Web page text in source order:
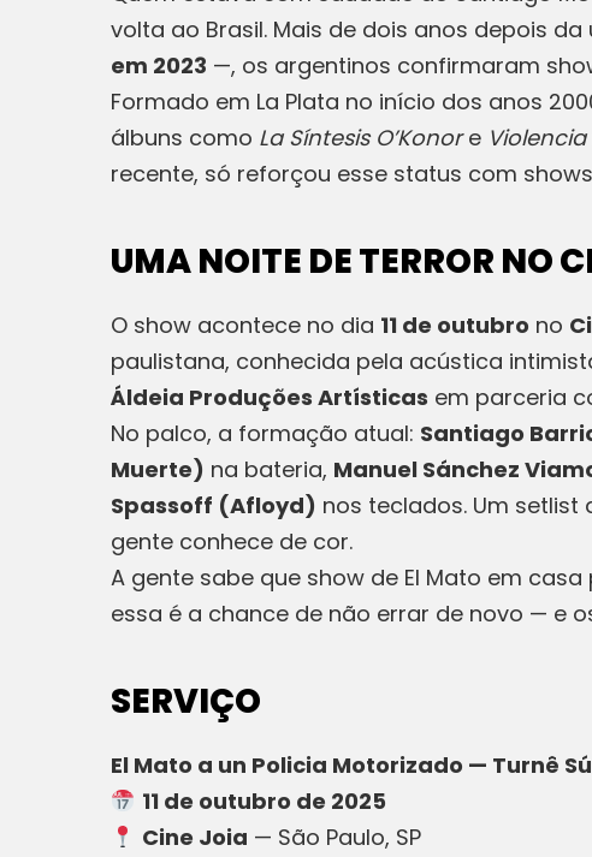
volta ao Brasil. Mais de dois anos depois
em 2023 —, os argentinos confirmaram
Formado em La Plata no início dos anos
álbuns como La Síntesis O’Konore Violencia
recente, só reforçou esse status com
UMA NOITE DE TERROR NO
O show acontece no dia 11 de outubro no
paulistana, conhecida pela acústica
Áldeia Produções Artísticas em parceria
No palco, a formação atual: Santiago
Muerte) na bateria, Manuel Sánchez
Spassoff (Afloyd) nos teclados. Um
gente conhece de cor.
A gente sabe que show de El Mato em
essa é a chance de não errar de novo — e
SERVIÇO
El Mato a un Policia Motorizado — Turnê
11 de outubro de 2025
Cine Joia — São Paulo, SP